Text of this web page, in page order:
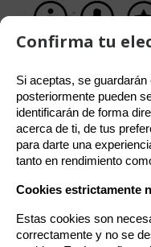
Política de
del sitio. Además, se
cómo se usan nuestros
de usuario, divulgar
realizar análisis de sus
para aceptarlas o
en cualquier momento
Confirma tu
Si aceptas, se
posteriormente pueden
identificarán de forma
acerca de ti, de tus
para darte una
tanto en rendimiento
Cookies estrictamente
Estas cookies son
correctamente y no se